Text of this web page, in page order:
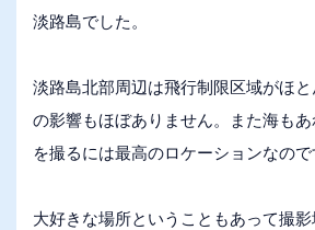
淡路島でした。
淡路島北部周辺は飛行制限区域がほ
の影響もほぼありません。また海も
を撮るには最高のロケーションなので
大好きな場所ということもあって撮